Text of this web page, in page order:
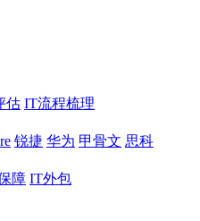
估 IT流程梳理
锐捷 华为 甲骨文 思科
障 IT外包